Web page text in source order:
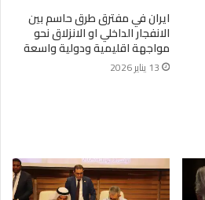
ايران في مفترق طرق حاسم بين
الانفجار الداخلي او الانزلاق نحو
مواجهة اقليمية ودولية واسعة
13 يناير 2026